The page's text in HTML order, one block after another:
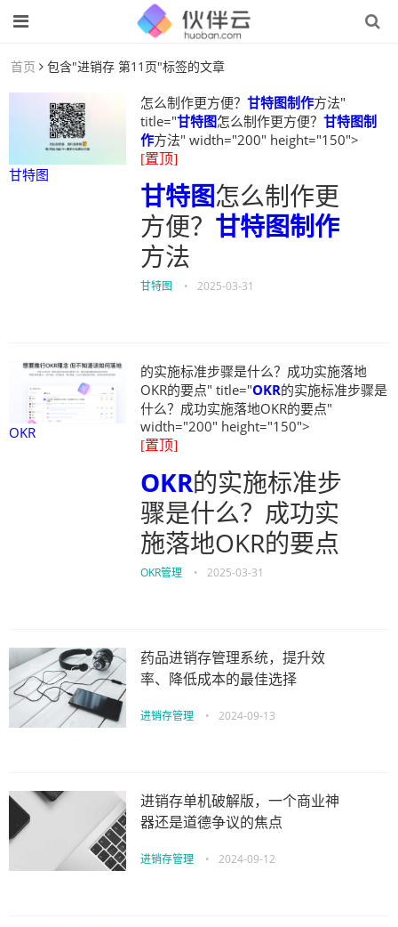
首页 包含"进销存 第11页"标签的文章
甘特图
怎么制作更方便？ 甘特图制作方法"
title="甘特图怎么制作更方便？ 甘特图制
作方法" width="200" height="150">
[置顶]
甘特图怎么制作更
方便？ 甘特图制作
方法
甘特图 • 2025-03-31
OKR
的实施标准步骤是什么？成功实施落地
OKR的要点" title="OKR的实施标准步骤是
什么？成功实施落地OKR的要点"
width="200" height="150">
[置顶]
OKR的实施标准步
骤是什么？成功实
施落地OKR的要点
OKR管理 • 2025-03-31
药品进销存管理系统，提升效
率、降低成本的最佳选择
进销存管理 • 2024-09-13
进销存单机破解版，一个商业神
器还是道德争议的焦点
进销存管理 • 2024-09-12